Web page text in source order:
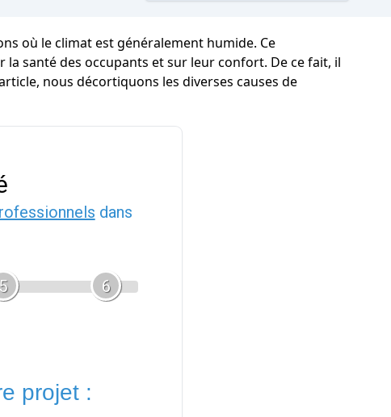
où le climat est généralement humide. Ce
santé des occupants et sur leur confort. De ce fait, il
nous décortiquons les diverses causes de
dans
5 6
projet :